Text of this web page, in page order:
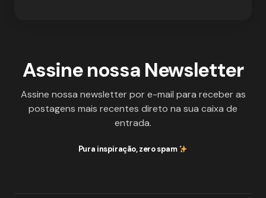
Assine nossa Newsletter
Assine nossa newsletter por e-mail para receber as
postagens mais recentes direto na sua caixa de
entrada.
Pura inspiração, zero spam